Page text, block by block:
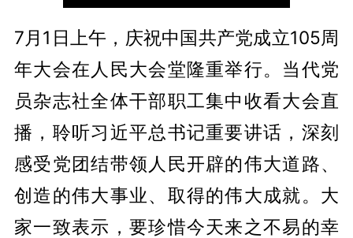
7月1日上午，庆祝中国共产党成立105周
年大会在人民大会堂隆重举行。当代党
员杂志社全体干部职工集中收看大会直
播，聆听习近平总书记重要讲话，深刻
感受党团结带领人民开辟的伟大道路、
创造的伟大事业、取得的伟大成就。大
家一致表示，要珍惜今天来之不易的幸